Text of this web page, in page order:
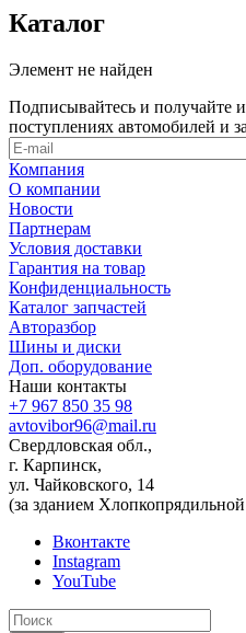
Каталог
Элемент не найден
Подписывайтесь и
поступлениях автомобилей и
Компания
О компании
Новости
Партнерам
Условия доставки
Гарантия на товар
Конфиденциальность
Каталог запчастей
Авторазбор
Шины и диски
Доп. оборудование
Наши контакты
+7 967 850 35 98
avtovibor96@mail.ru
Свердловская обл.,
г. Карпинск,
ул. Чайковского, 14
(за зданием
Вконтакте
Instagram
YouTube